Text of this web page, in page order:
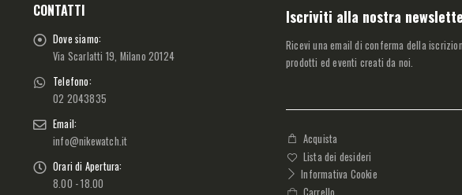
CONTATTI
Dove siamo:
Via Scarlatti 19, Milano 20124
Telefono:
02 2043835
Email:
info@nikewatch.it
Orari di Apertura:
8.00 - 18.00
Iscriviti alla nostra
Ricevi una email di conferma della
prodotti ed eventi creati da noi.
Acquista
Lista dei desideri
Informativa Cookie